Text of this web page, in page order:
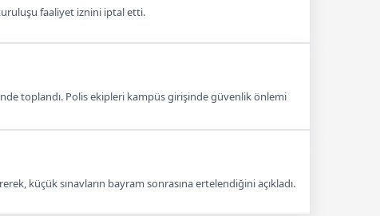
faaliyet iznini iptal etti.
toplandı. Polis ekipleri kampüs girişinde güvenlik önlemi
küçük sınavların bayram sonrasına ertelendiğini açıkladı.